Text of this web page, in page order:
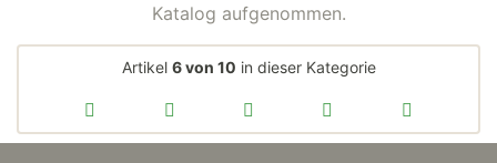
Katalog aufgenommen.
Artikel 6 von 10 in dieser Kategorie